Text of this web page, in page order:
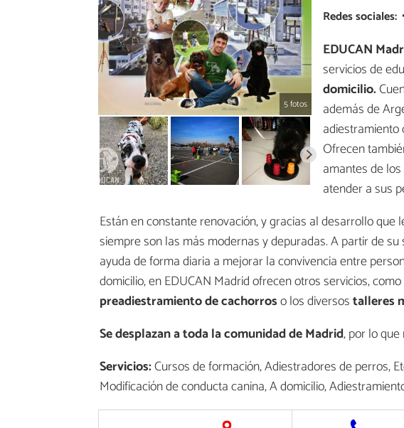
5 fotos
Redes sociales:
EDUCAN
servicios de
domicilio.
además de
adiestramiento
Ofrecen
amantes de
atender a sus
Están en constante renovación, y gracias al desarrollo
siempre son las más modernas y depuradas. A partir de
ayuda de forma diaria a mejorar la convivencia entre
domicilio, en EDUCAN Madrid ofrecen otros servicios,
preadiestramiento de cachorroso los diversostalleres
Se desplazan a toda la comunidad de Madrid, por lo
Servicios:Cursos de formación, Adiestradores de perros,
Modificación de conducta canina, A domicilio,